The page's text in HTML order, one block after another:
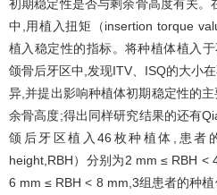
初期稳定性是否与剩余骨高度有关。
中,用植入扭矩（insertion torque
植入稳定性的指标。将种植体植入
颌骨后牙区中,发现ITV、ISQ的大小
异,并提出影响种植体初期稳定性的
余骨高度;得出同样研究结果的还有
颌后牙区植入46枚种植体,患者
height,RBH）分别为2 mm ≤ RBH <
6 mm ≤ RBH < 8 mm,3组患者的种